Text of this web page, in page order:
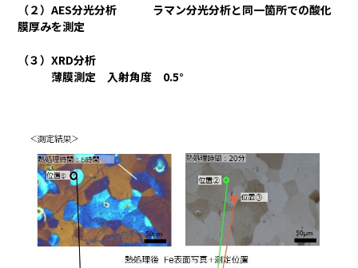
（２）AES分光分析 ラマン分光分析と同一箇所での酸化
膜厚みを測定
（３）XRD分析
薄膜測定 入射角度 0.5°